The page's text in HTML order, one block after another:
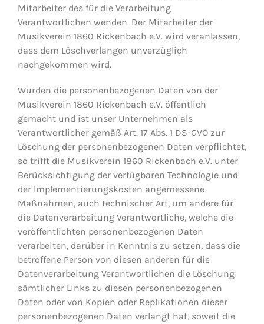
Mitarbeiter des für die Verarbeitung
Verantwortlichen wenden. Der Mitarbeiter der
Musikverein 1860 Rickenbach e.V. wird veranlassen,
dass dem Löschverlangen unverzüglich
nachgekommen wird.
Wurden die personenbezogenen Daten von der
Musikverein 1860 Rickenbach e.V. öffentlich
gemacht und ist unser Unternehmen als
Verantwortlicher gemäß Art. 17 Abs. 1 DS-GVO zur
Löschung der personenbezogenen Daten verpflichtet,
so trifft die Musikverein 1860 Rickenbach e.V. unter
Berücksichtigung der verfügbaren Technologie und
der Implementierungskosten angemessene
Maßnahmen, auch technischer Art, um andere für
die Datenverarbeitung Verantwortliche, welche die
veröffentlichten personenbezogenen Daten
verarbeiten, darüber in Kenntnis zu setzen, dass die
betroffene Person von diesen anderen für die
Datenverarbeitung Verantwortlichen die Löschung
sämtlicher Links zu diesen personenbezogenen
Daten oder von Kopien oder Replikationen dieser
personenbezogenen Daten verlangt hat, soweit die